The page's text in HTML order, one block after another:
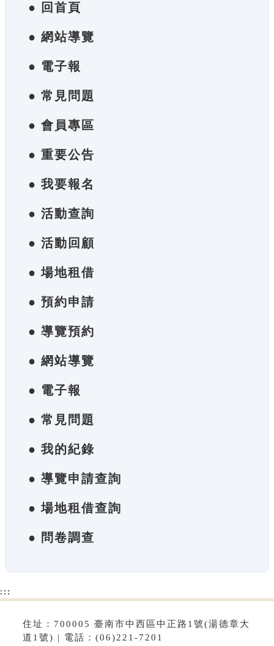
● 回首頁
● 網站導覽
● 電子報
● 常見問題
● 會員專區
● 重要公告
● 我要報名
● 活動查詢
● 活動回顧
● 場地租借
● 預約申請
● 導覽預約
● 網站導覽
● 電子報
● 常見問題
● 我的紀錄
● 導覽申請查詢
● 場地租借查詢
● 問卷調查
:::
住址：700005 臺南市中西區中正路1號(湯德章大
道1號) | 電話：(06)221-7201